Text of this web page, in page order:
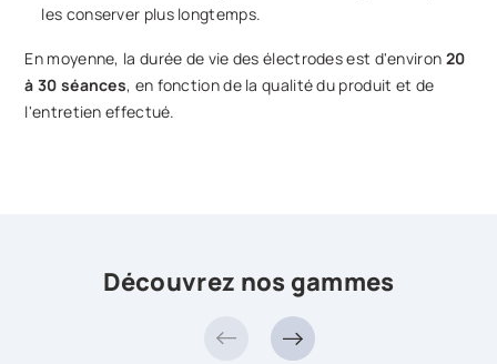
les conserver plus longtemps.
En moyenne, la durée de vie des électrodes est d'environ 20
à 30 séances, en fonction de la qualité du produit et de
l'entretien effectué.
Découvrez nos gammes